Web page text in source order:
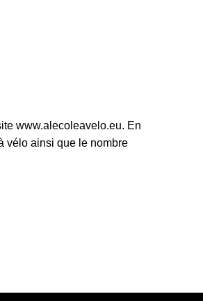
www.alecoleavelo.eu. En
vélo ainsi que le nombre